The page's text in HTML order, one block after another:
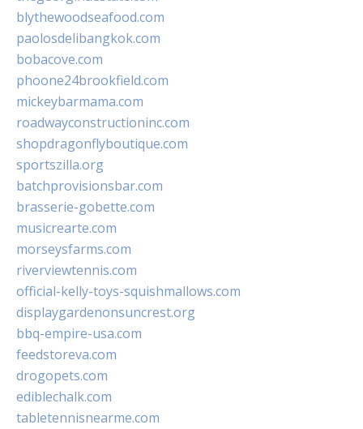
blythewoodseafood.com
paolosdelibangkok.com
bobacove.com
phoone24brookfield.com
mickeybarmama.com
roadwayconstructioninc.com
shopdragonflyboutique.com
sportszilla.org
batchprovisionsbar.com
brasserie-gobette.com
musicrearte.com
morseysfarms.com
riverviewtennis.com
official-kelly-toys-squishmallows.com
displaygardenonsuncrest.org
bbq-empire-usa.com
feedstoreva.com
drogopets.com
ediblechalk.com
tabletennisnearme.com